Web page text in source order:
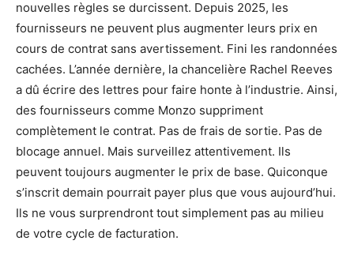
nouvelles règles se durcissent. Depuis 2025, les
fournisseurs ne peuvent plus augmenter leurs prix en
cours de contrat sans avertissement. Fini les randonnées
cachées. L’année dernière, la chancelière Rachel Reeves
a dû écrire des lettres pour faire honte à l’industrie. Ainsi,
des fournisseurs comme Monzo suppriment
complètement le contrat. Pas de frais de sortie. Pas de
blocage annuel. Mais surveillez attentivement. Ils
peuvent toujours augmenter le prix de base. Quiconque
s’inscrit demain pourrait payer plus que vous aujourd’hui.
Ils ne vous surprendront tout simplement pas au milieu
de votre cycle de facturation.